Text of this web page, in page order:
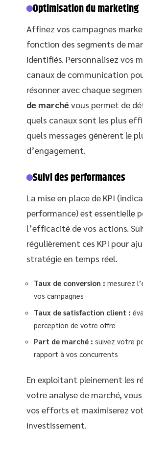
Optimisation du marketing
Affinez vos campagnes
fonction des segments de
identifiés. Personnalisez vos
canaux de communication
résonner avec chaque
de marchévous permet de
quels canaux sont les plus
quels messages génèrent le
d’engagement.
Suivi des performances
La mise en place de KPI
performance) est essentielle
l’efficacité de vos actions.
régulièrement ces KPI pour
stratégie en temps réel.
Taux de conversion : mesurez
vos campagnes
Taux de satisfaction client :
perception de votre offre
Part de marché : suivez votre
rapport à vos concurrents
En exploitant pleinement les
votre analyse de marché,
vos efforts et maximiserez
investissement.